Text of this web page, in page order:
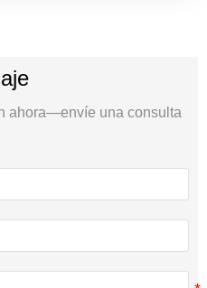
ahora—envíe una consulta